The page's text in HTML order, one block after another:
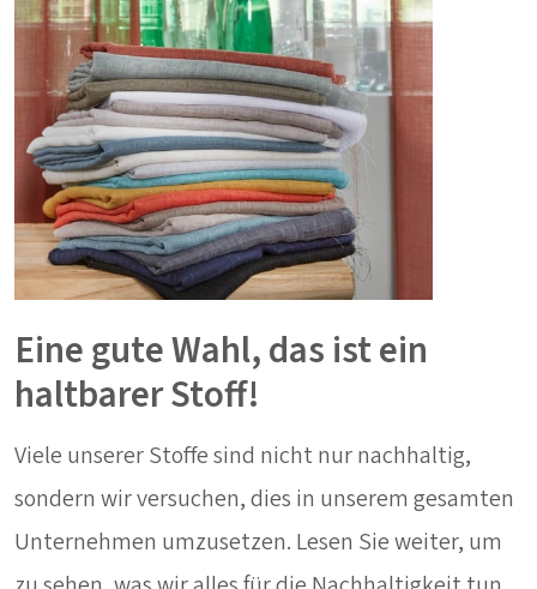
Eine gute Wahl, das ist ein
haltbarer Stoff!
Viele unserer Stoffe sind nicht nur nachhaltig,
sondern wir versuchen, dies in unserem gesamten
Unternehmen umzusetzen. Lesen Sie weiter, um